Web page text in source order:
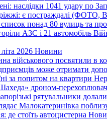
наслідки 1041 удару по
є постраждалі (ФОТО,
понад 80 вулиць та
АЗС і 21 автомобіль
2026 Новини
військового посвятили в
може отримати
за попитом на квартири
дроном-
рятувальники
Малокатеринівка
де стоїть автоцистерна